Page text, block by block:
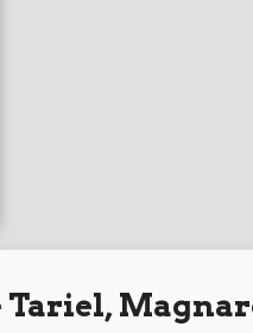
Tariel,